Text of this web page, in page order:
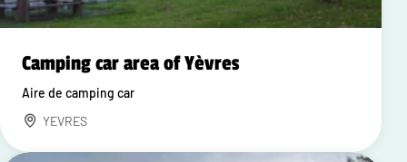
Camping car area of Yèvres
Aire de camping car
YEVRES